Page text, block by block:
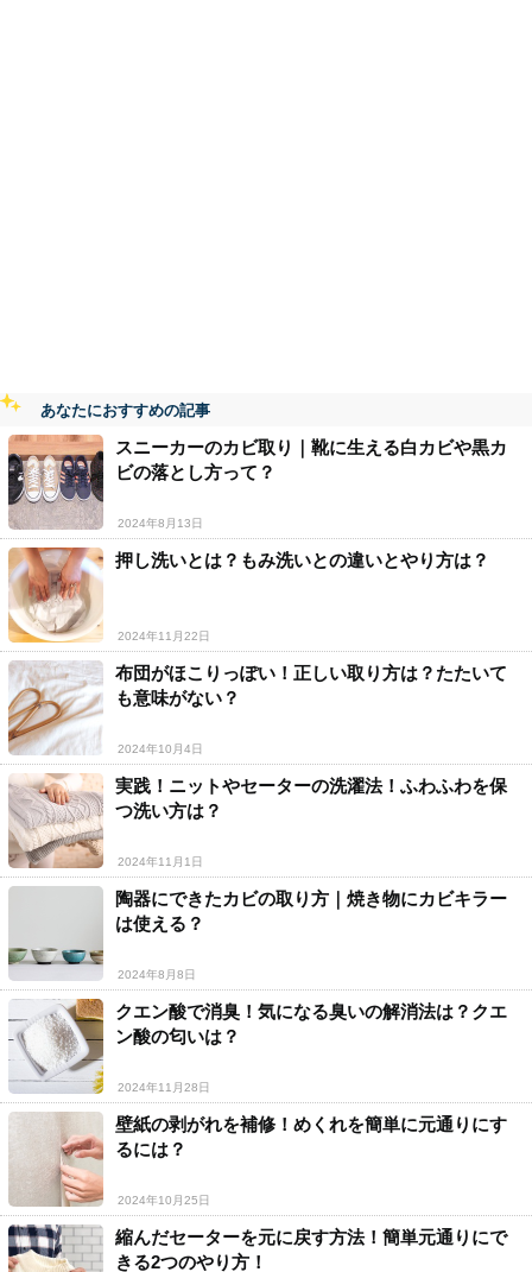
あなたにおすすめの記事
スニーカーのカビ取り｜靴に生える白カビや黒カ
ビの落とし方って？
2024年8月13日
押し洗いとは？もみ洗いとの違いとやり方は？
2024年11月22日
布団がほこりっぽい！正しい取り方は？たたいて
も意味がない？
2024年10月4日
実践！ニットやセーターの洗濯法！ふわふわを保
つ洗い方は？
2024年11月1日
陶器にできたカビの取り方｜焼き物にカビキラー
は使える？
2024年8月8日
クエン酸で消臭！気になる臭いの解消法は？クエ
ン酸の匂いは？
2024年11月28日
壁紙の剥がれを補修！めくれを簡単に元通りにす
るには？
2024年10月25日
縮んだセーターを元に戻す方法！簡単元通りにで
きる2つのやり方！